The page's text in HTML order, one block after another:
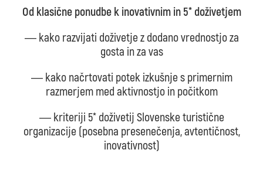
Od klasične ponudbe k inovativnim in 5* doživetjem
― kako razvijati doživetje z dodano vrednostjo za
gosta in za vas
― kako načrtovati potek izkušnje s primernim
razmerjem med aktivnostjo in počitkom
― kriteriji 5* doživetij Slovenske turistične
organizacije (posebna presenečenja, avtentičnost,
inovativnost)